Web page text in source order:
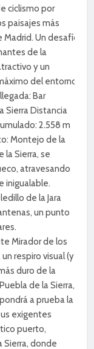
ciclismo por
paisajes más
Un desafío
de la
y un
del entorno
Bar
Sierra Distancia
2.558 m
Montejo de la
la Sierra, se
atravesando
inigualable.
de la Jara
un punto
Mirador de los
respiro visual (y
duro de la
de la Sierra,
a prueba la
exigentes
puerto,
donde